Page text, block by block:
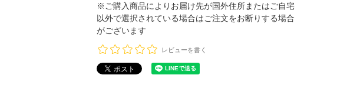
※ご購入商品によりお届け先が国外住所またはご自宅
以外で選択されている場合はご注文をお断りする場合
がございます
レビューを書く